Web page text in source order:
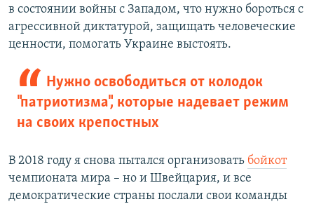
в состоянии войны с Западом, что нужно бороться с
агрессивной диктатурой, защищать человеческие
ценности, помогать Украине выстоять.
Нужно освободиться от колодок
"патриотизма", которые надевает режим
на своих крепостных
В 2018 году я снова пытался организовать бойкот
чемпионата мира – но и Швейцария, и все
демократические страны послали свои команды